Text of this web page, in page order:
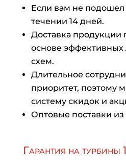
Если вам не подошел
течении 14 дней.
Доставка продукции
основе эффективных
схем.
Длительное
приоритет, поэтому
систему скидок и
Оптовые поставки
Гарантия на турбины